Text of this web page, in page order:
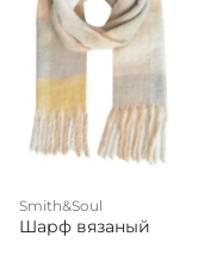
Smith&Soul
Шарф вязаный